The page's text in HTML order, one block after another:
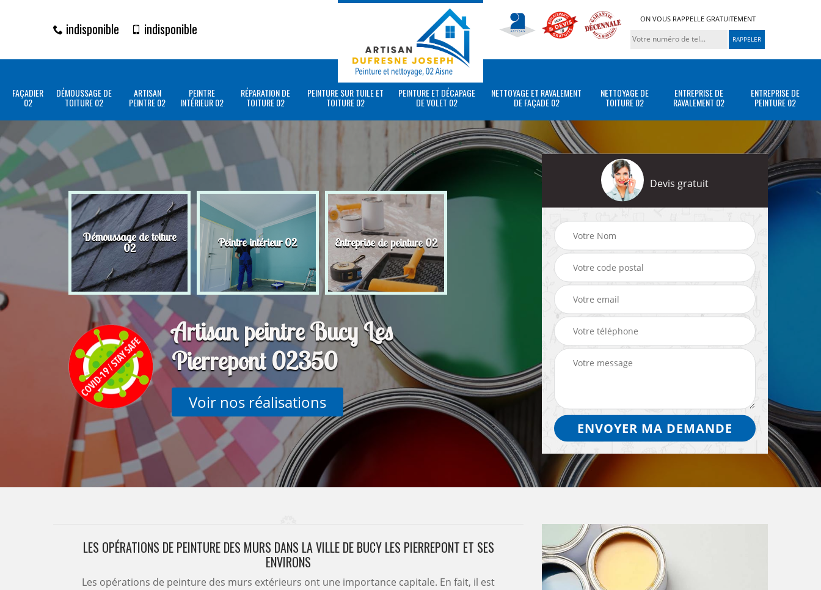
indisponible indisponible
ON VOUS RAPPELLE GRATUITEMENT
FAÇADIER
02
DÉMOUSSAGE DE
TOITURE 02
ARTISAN
PEINTRE 02
PEINTRE
INTÉRIEUR 02
RÉPARATION DE
TOITURE 02
PEINTURE SUR TUILE ET
TOITURE 02
PEINTURE ET DÉCAPAGE
DE VOLET 02
NETTOYAGE ET RAVALEMENT
DE FAÇADE 02
NETTOYAGE DE
TOITURE 02
ENTREPRISE DE
RAVALEMENT 02
ENTREPRISE DE
PEINTURE 02
Démoussage de toiture
02 Peintre intérieur 02 Entreprise de peinture 02
Artisan peintre Bucy Les
Pierrepont 02350
Voir nos réalisations
Devis gratuit
LES OPÉRATIONS DE PEINTURE DES MURS DANS LA VILLE DE BUCY LES PIERREPONT ET SES
ENVIRONS
Les opérations de peinture des murs extérieurs ont une importance capitale. En fait, il est